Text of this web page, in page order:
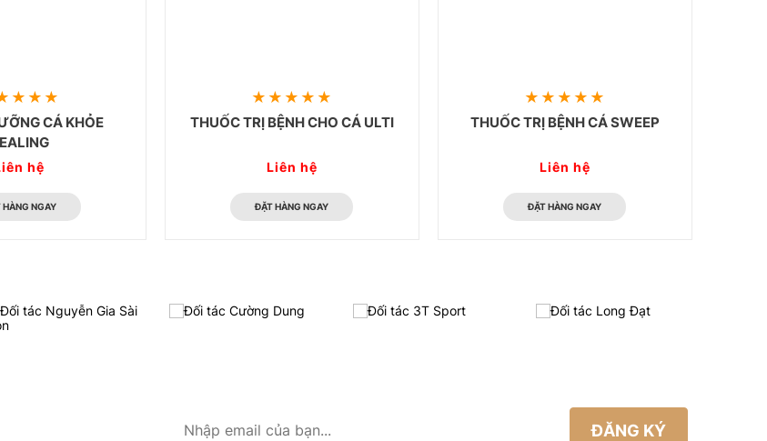
CÁ KHỎE
hệ
NGAY
THUỐC TRỊ BỆNH CHO CÁ ULTI
Liên hệ
ĐẶT HÀNG NGAY
THUỐC TRỊ BỆNH CÁ SWEEP
Liên hệ
ĐẶT HÀNG NGAY
ĐĂNG KÝ